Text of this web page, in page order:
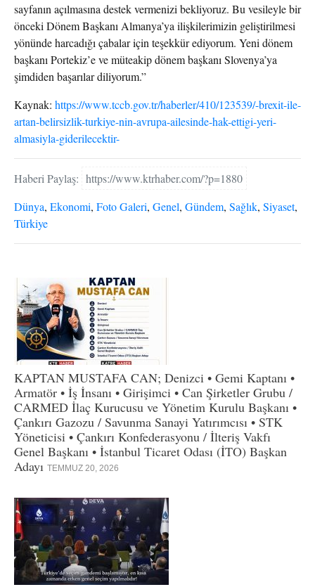
sayfanın açılmasına destek vermenizi bekliyoruz. Bu vesileyle bir
önceki Dönem Başkanı Almanya’ya ilişkilerimizin geliştirilmesi
yönünde harcadığı çabalar için teşekkür ediyorum. Yeni dönem
başkanı Portekiz’e ve müteakip dönem başkanı Slovenya’ya
şimdiden başarılar diliyorum.”
Kaynak: https://www.tccb.gov.tr/haberler/410/123539/-brexit-ile-
artan-belirsizlik-turkiye-nin-avrupa-ailesinde-hak-ettigi-yeri-
almasiyla-giderilecektir-
Haberi Paylaş: https://www.ktrhaber.com/?p=1880
Dünya, Ekonomi, Foto Galeri, Genel, Gündem, Sağlık, Siyaset,
Türkiye
KAPTAN MUSTAFA CAN; Denizci • Gemi Kaptanı •
Armatör • İş İnsanı • Girişimci • Can Şirketler Grubu /
CARMED İlaç Kurucusu ve Yönetim Kurulu Başkanı •
Çankırı Gazozu / Savunma Sanayi Yatırımcısı • STK
Yöneticisi • Çankırı Konfederasyonu / İlteriş Vakfı
Genel Başkanı • İstanbul Ticaret Odası (İTO) Başkan
Adayı TEMMUZ 20, 2026